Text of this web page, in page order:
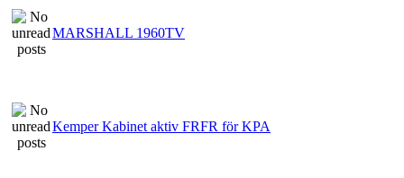
MARSHALL 1960TV
Kemper Kabinet aktiv FRFR för KPA